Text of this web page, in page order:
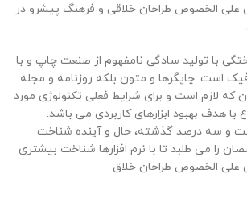
ای علی الخصوص طراحان خلاقی و فرهنگ پیشرو در
با تولید سادگی نامفهوم از صنعت چاپ و با
است. چاپگرها و متون بلکه روزنامه و مجله
لازم است و برای شرایط فعلی تکنولوژی مورد
با هدف بهبود ابزارهای کاربردی می باشد.
و سه درصد گذشته، حال و آینده شناخت
را می طلبد تا با نرم افزارها شناخت بیشتری
ای علی الخصوص طراحان خلاق